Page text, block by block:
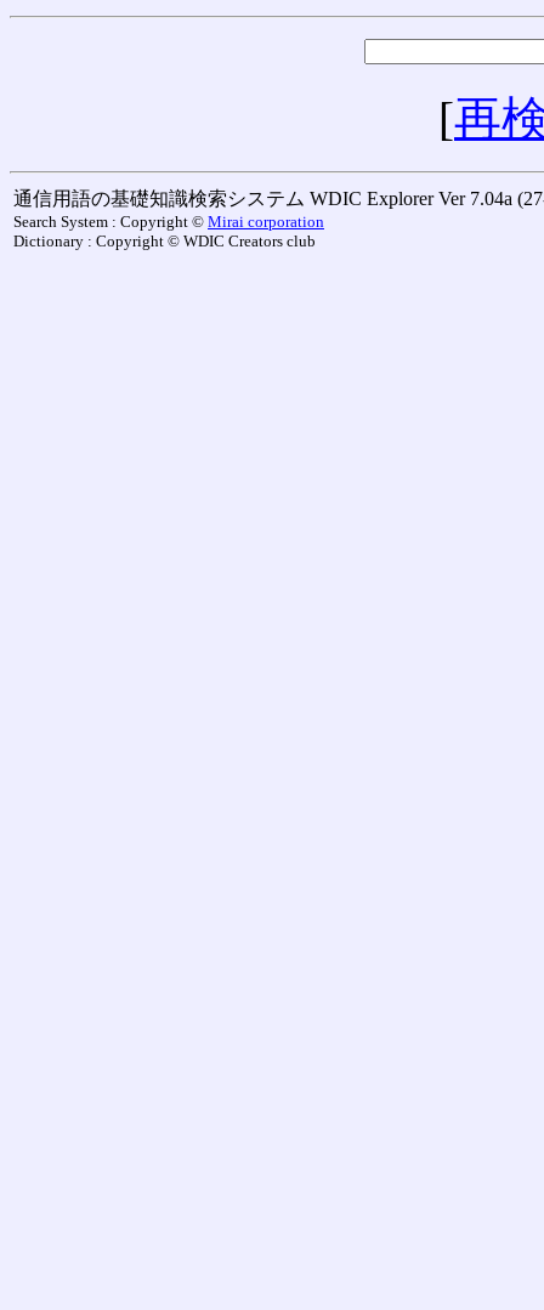
[再
通信用語の基礎知識検索システム WDIC Explorer Ver 7.04a
Search System : Copyright © Mirai corporation
Dictionary : Copyright © WDIC Creators club